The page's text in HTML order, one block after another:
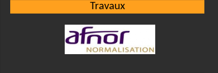
Travaux